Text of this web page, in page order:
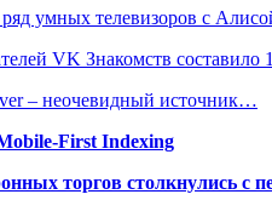
умных телевизоров с
VK Знакомств составило
– неочевидный источник…
First Indexing
торгов столкнулись с